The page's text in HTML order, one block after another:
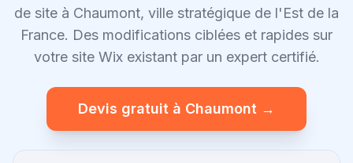
de site à Chaumont, ville stratégique de l'Est de la
France. Des modifications ciblées et rapides sur
votre site Wix existant par un expert certifié.
Devis gratuit à Chaumont →